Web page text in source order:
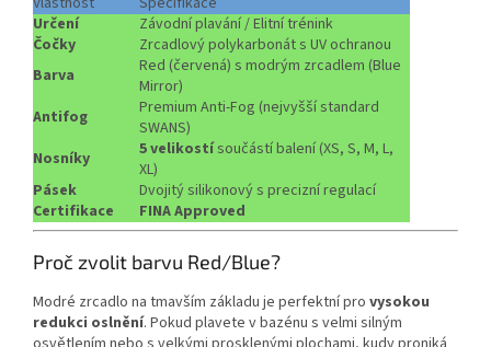
Určení
Závodní plavání / Elitní trénink
Čočky
Zrcadlový polykarbonát s UV ochranou
Barva
Red (červená) s modrým zrcadlem (Blue
Mirror)
Antifog
Premium Anti-Fog (nejvyšší standard
SWANS)
Nosníky
5 velikostísoučástí balení (XS, S, M, L,
XL)
Pásek
Dvojitý silikonový s precizní regulací
Certifikace
FINA Approved
Proč zvolit barvu Red/Blue?
Modré zrcadlo na tmavším základu je perfektní pro vysokou
redukci oslnění. Pokud plavete v bazénu s velmi silným
Powered by chaterimo